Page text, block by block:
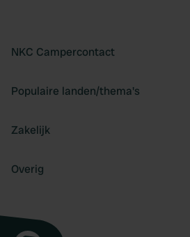
NKC Campercontact
Populaire landen/thema's
Zakelijk
Overig